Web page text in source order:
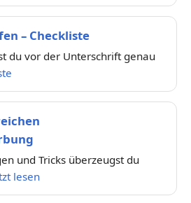
– Checkliste
du vor der Unterschrift genau
und Tricks überzeugst du
lesen